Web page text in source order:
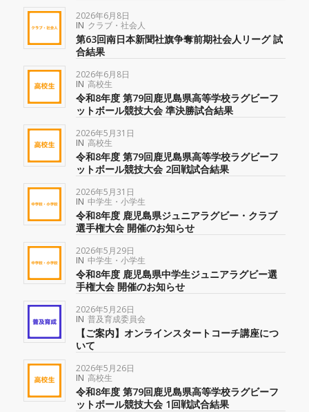
2026年6月8日
IN クラブ・社会人
第63回南日本新聞社旗争奪前期社会人リーグ 試
合結果
2026年6月8日
IN 高校生
令和8年度 第79回鹿児島県高等学校ラグビーフ
ットボール競技大会 準決勝試合結果
2026年5月31日
IN 高校生
令和8年度 第79回鹿児島県高等学校ラグビーフ
ットボール競技大会 2回戦試合結果
2026年5月31日
IN 中学生・小学生
令和8年度 鹿児島県ジュニアラグビー・クラブ
選手権大会 開催のお知らせ
2026年5月29日
IN 中学生・小学生
令和8年度 鹿児島県中学生ジュニアラグビー選
手権大会 開催のお知らせ
2026年5月26日
IN 普及育成委員会
【ご案内】オンラインスタートコーチ講座につ
いて
2026年5月26日
IN 高校生
令和8年度 第79回鹿児島県高等学校ラグビーフ
ットボール競技大会 1回戦試合結果